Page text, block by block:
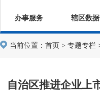
办事服务 辖区数据
当前位置： 首页 > 专题专栏
自治区推进企业上